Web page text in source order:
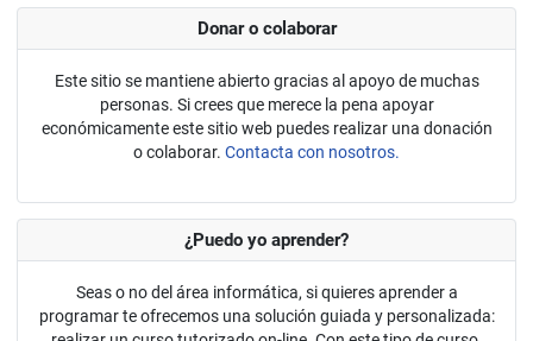
Donar o colaborar
Este sitio se mantiene abierto gracias al apoyo de muchas
personas. Si crees que merece la pena apoyar
económicamente este sitio web puedes realizar una donación
o colaborar. Contacta con nosotros.
¿Puedo yo aprender?
Seas o no del área informática, si quieres aprender a
programar te ofrecemos una solución guiada y personalizada: